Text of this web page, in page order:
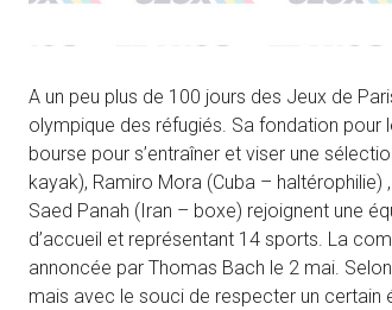
A un peu plus de 100 jours des Jeux de
olympique des réfugiés. Sa fondation pour
bourse pour s’entraîner et viser une
kayak), Ramiro Mora (Cuba –
Saed Panah (Iran – boxe) rejoignent une
d’accueil et représentant 14 sports. La
annoncée par Thomas Bach le 2 mai.
mais avec le souci de respecter un certain